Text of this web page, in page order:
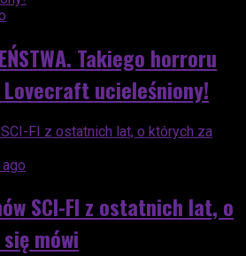
Takiego horroru
Lovecraft ucieleśniony!
SCI-FI z ostatnich lat, o
mówi